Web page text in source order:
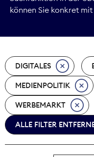
können Sie konkret
DIGITALES
MEDIENPOLITIK
WERBEMARKT
ALLE FILTER